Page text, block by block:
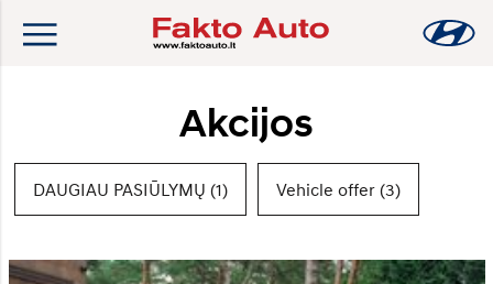
Akcijos
DAUGIAU PASIŪLYMŲ (1) Vehicle offer (3)